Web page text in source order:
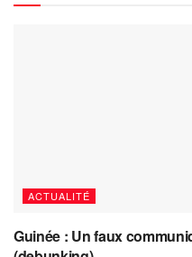
ACTUALITÉ
Guinée : Un faux